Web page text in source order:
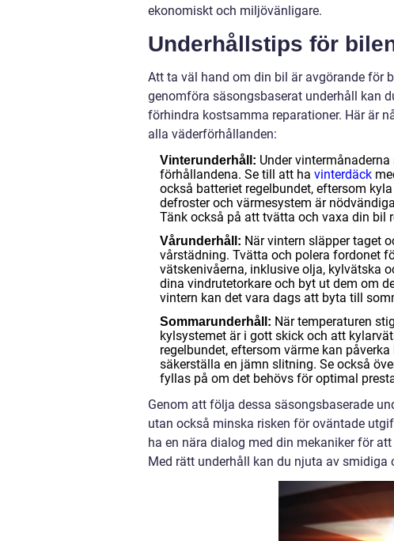
ekonomiskt och miljövänligare.
Underhållstips för
Att ta väl hand om din bil är avgörande för
genomföra säsongsbaserat underhåll kan
förhindra kostsamma reparationer. Här är
alla väderförhållanden:
Vinterunderhåll: Under
förhållandena. Se till att ha vinterdäck
också batteriet regelbundet, eftersom
defroster och värmesystem är
Tänk också på att tvätta och vaxa din bil
Vårunderhåll: När vintern släpper taget
vårstädning. Tvätta och polera fordonet
vätskenivåerna, inklusive olja, kylvätska
dina vindrutetorkare och byt ut dem om
vintern kan det vara dags att byta till
Sommarunderhåll: När temperaturen
kylsystemet är i gott skick och att
regelbundet, eftersom värme kan
säkerställa en jämn slitning. Se också
fyllas på om det behövs för optimal
Genom att följa dessa säsongsbaserade
utan också minska risken för oväntade
ha en nära dialog med din mekaniker för
Med rätt underhåll kan du njuta av smidiga